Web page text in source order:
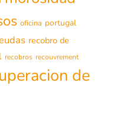
oficina portugal
recobro de
recobros recouvrement
de